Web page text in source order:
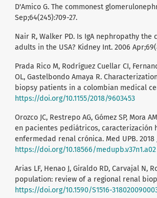
D'Amico G. The commonest
Sep;64(245):709-27.
Nair R, Walker PD. Is IgA nephropathy
adults in the USA? Kidney Int. 2006
Prada Rico M, Rodríguez Cuellar CI,
OL, Gastelbondo Amaya R.
biopsy patients in a colombian medical
https://doi.org/10.1155/2018/9603453
Orozco JC, Restrepo AG, Gómez SP, Mora
en pacientes pediátricos, caracterización
enfermedad renal crónica. Med UPB. 2018
https://doi.org/10.18566/medupb.v37n1.a02
Arias LF, Henao J, Giraldo RD, Carvajal N,
population: review of a regional renal
https://doi.org/10.1590/S1516-